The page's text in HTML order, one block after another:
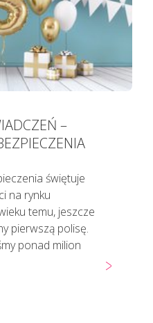
–
świętuje
na rynku
temu, jeszcze
pierwszą polisę.
ponad milion